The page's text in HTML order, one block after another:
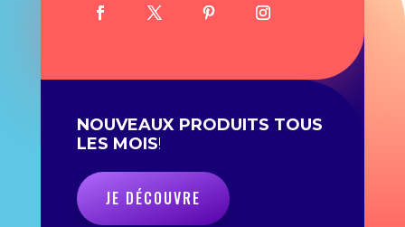
NOUVEAUX PRODUITS TOUS
LES MOIS!
JE DÉCOUVRE